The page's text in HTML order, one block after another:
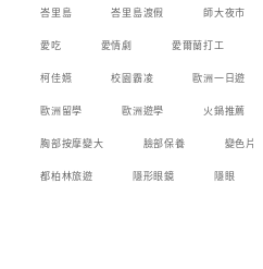
峇里島 峇里島渡假 師大夜市
愛吃 愛情劇 愛爾蘭打工
柯佳嬿 校園霸凌 歐洲一日遊
歐洲留學 歐洲遊學 火鍋推薦
胸部按摩變大 臉部保養 變色片
都柏林旅遊 隱形眼鏡 隱眼